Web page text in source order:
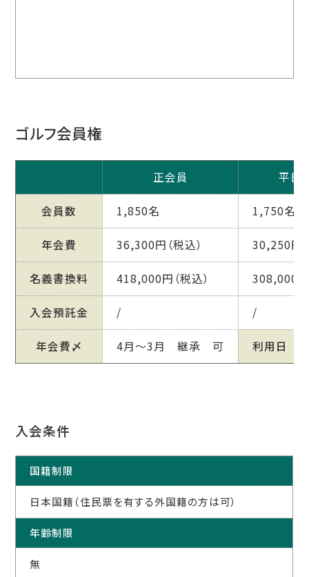
ゴルフ会員権
正会員 平日
会員数 1,850名 1,750名
年会費 36,300円（税込） 30,250円
名義書換料 418,000円（税込） 308,000円
入会預託金 / /
年会費〆 4月～3月 継承 可 利用日
入会条件
国籍制限
日本国籍（住民票を有する外国籍の方は可）
年齢制限
無